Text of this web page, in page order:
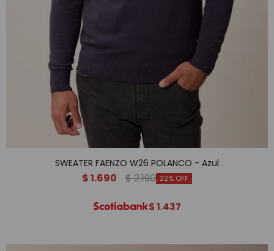
SWEATER FAENZO W26 POLANCO - Azul
$1.690 $2.190 22
$1.437